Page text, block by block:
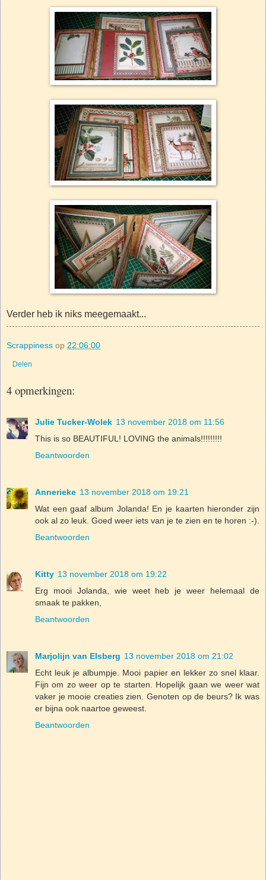
Verder heb ik niks meegemaakt...
Scrappiness op 22:06:00
Delen
4 opmerkingen:
Julie Tucker-Wolek 13 november 2018 om 11:56
This is so BEAUTIFUL! LOVING the animals!!!!!!!!!
Beantwoorden
Annerieke 13 november 2018 om 19:21
Wat een gaaf album Jolanda! En je kaarten hieronder zijn
ook al zo leuk. Goed weer iets van je te zien en te horen :-).
Beantwoorden
Kitty 13 november 2018 om 19:22
Erg mooi Jolanda, wie weet heb je weer helemaal de
smaak te pakken,
Beantwoorden
Marjolijn van Elsberg 13 november 2018 om 21:02
Echt leuk je albumpje. Mooi papier en lekker zo snel klaar.
Fijn om zo weer op te starten. Hopelijk gaan we weer wat
vaker je mooie creaties zien. Genoten op de beurs? Ik was
er bijna ook naartoe geweest.
Beantwoorden